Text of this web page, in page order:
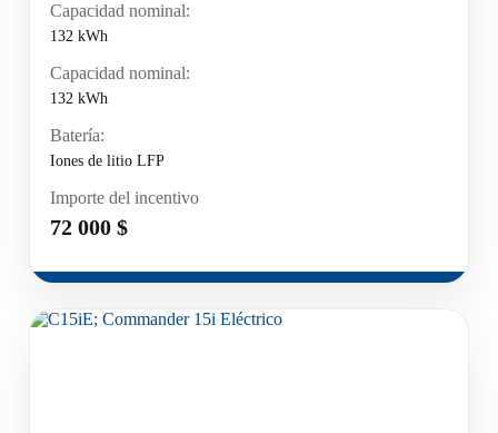
Capacidad nominal:
132 kWh
Capacidad nominal:
132 kWh
Batería:
Iones de litio LFP
Importe del incentivo
72 000 $